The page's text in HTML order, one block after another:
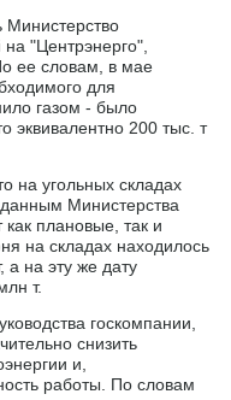
Министерство
"Центрэнерго",
ее словам, в мае
для
газом - было
эквивалентно 200 тыс. т
на угольных складах
Министерства
плановые, так и
на складах находилось
а на эту же дату
т.
госкомпании,
снизить
и,
работы. По словам